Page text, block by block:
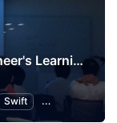
~ITエンジニア勉強会~ engineer's Learning･Vesper
Swift プログラミング